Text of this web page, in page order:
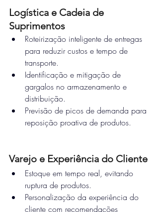
Logística e Cadeia de
Suprimentos
Roteirização inteligente de entregas
para reduzir custos e tempo de
transporte.
Identificação e mitigação de
gargalos no armazenamento e
distribuição.
Previsão de picos de demanda para
reposição proativa de produtos.
Varejo e Experiência do Cliente
Estoque em tempo real, evitando
ruptura de produtos.
Personalização da experiência do
cliente com recomendações